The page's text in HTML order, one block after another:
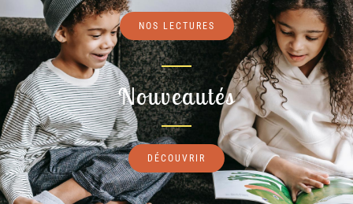
NOS LECTURES
Nouveautés
DÉCOUVRIR